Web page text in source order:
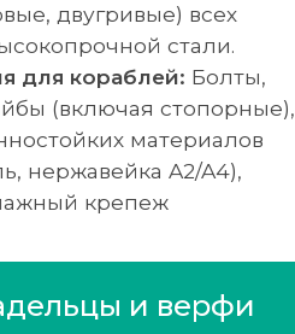
двугривые) всех
стали.
для кораблей: Болты,
(включая стопорные),
материалов
нержавейка A2/A4),
крепеж
и верфи